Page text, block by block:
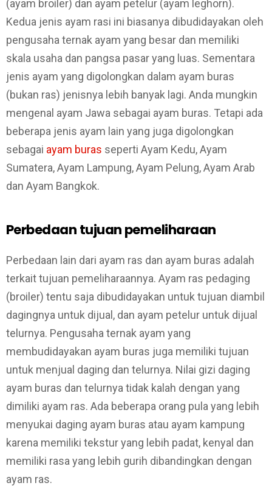
(ayam broiler) dan ayam petelur (ayam leghorn).
Kedua jenis ayam rasi ini biasanya dibudidayakan oleh
pengusaha ternak ayam yang besar dan memiliki
skala usaha dan pangsa pasar yang luas. Sementara
jenis ayam yang digolongkan dalam ayam buras
(bukan ras) jenisnya lebih banyak lagi. Anda mungkin
mengenal ayam Jawa sebagai ayam buras. Tetapi ada
beberapa jenis ayam lain yang juga digolongkan
sebagai ayam buras seperti Ayam Kedu, Ayam
Sumatera, Ayam Lampung, Ayam Pelung, Ayam Arab
dan Ayam Bangkok.
Perbedaan tujuan pemeliharaan
Perbedaan lain dari ayam ras dan ayam buras adalah
terkait tujuan pemeliharaannya. Ayam ras pedaging
(broiler) tentu saja dibudidayakan untuk tujuan diambil
dagingnya untuk dijual, dan ayam petelur untuk dijual
telurnya. Pengusaha ternak ayam yang
membudidayakan ayam buras juga memiliki tujuan
untuk menjual daging dan telurnya. Nilai gizi daging
ayam buras dan telurnya tidak kalah dengan yang
dimiliki ayam ras. Ada beberapa orang pula yang lebih
menyukai daging ayam buras atau ayam kampung
karena memiliki tekstur yang lebih padat, kenyal dan
memiliki rasa yang lebih gurih dibandingkan dengan
ayam ras.